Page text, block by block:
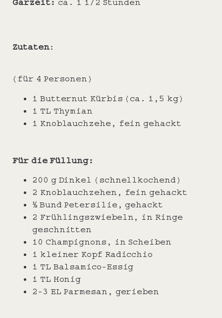
Garzeit: ca. 1 1/2 Stunden
Zutaten:
(für 4 Personen)
1 Butternut Kürbis (ca. 1,5 kg)
1 TL Thymian
1 Knoblauchzehe, fein gehackt
Für die Füllung:
200 g Dinkel (schnellkochend)
2 Knoblauchzehen, fein gehackt
½ Bund Petersilie, gehackt
2 Frühlingszwiebeln, in Ringe
geschnitten
10 Champignons, in Scheiben
1 kleiner Kopf Radicchio
1 TL Balsamico-Essig
1 TL Honig
2-3 EL Parmesan, gerieben